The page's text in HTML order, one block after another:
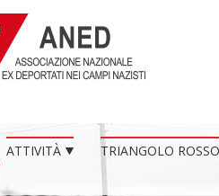
ATTIVITÀ TRIANGOLO ROSSO